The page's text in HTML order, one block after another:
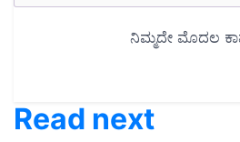
Read next